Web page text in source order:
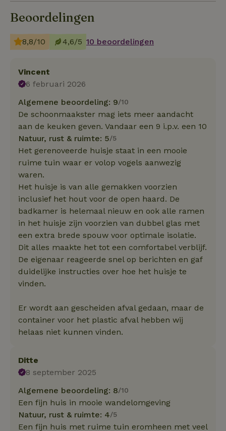
Beoordelingen
8,8/10 4,6/5 10 beoordelingen
Vincent
6 februari 2026
Algemene beoordeling: 9/10
De schoonmaakster mag iets meer aandacht
aan de keuken geven. Vandaar een 9 i.p.v. een 10
Natuur, rust & ruimte: 5/5
Het gerenoveerde huisje staat in een mooie
ruime tuin waar er volop vogels aanwezig
waren.
Het huisje is van alle gemakken voorzien
inclusief het hout voor de open haard. De
badkamer is helemaal nieuw en ook alle ramen
in het huisje zijn voorzien van dubbel glas met
een extra brede spouw voor optimale isolatie.
Dit alles maakte het tot een comfortabel verblijf.
De eigenaar reageerde snel op berichten en gaf
duidelijke instructies over hoe het huisje te
vinden.
Er wordt aan gescheiden afval gedaan, maar de
container voor het plastic afval hebben wij
helaas niet kunnen vinden.
Ditte
8 september 2025
Algemene beoordeling: 8/10
Een fijn huis in mooie wandelomgeving
Natuur, rust & ruimte: 4/5
Een fijn huis met ruime tuin eromheen met veel